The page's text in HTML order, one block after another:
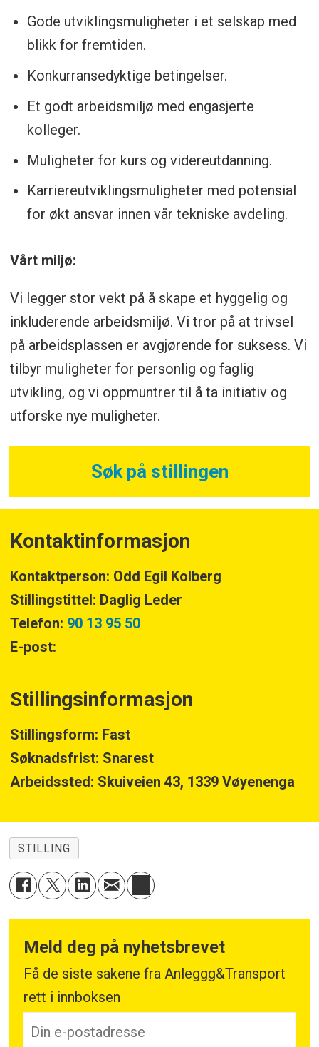
Gode utviklingsmuligheter i et selskap med
blikk for fremtiden.
Konkurransedyktige betingelser.
Et godt arbeidsmiljø med engasjerte
kolleger.
Muligheter for kurs og videreutdanning.
Karriereutviklingsmuligheter med potensial
for økt ansvar innen vår tekniske avdeling.
Vårt miljø:
Vi legger stor vekt på å skape et hyggelig og
inkluderende arbeidsmiljø. Vi tror på at trivsel
på arbeidsplassen er avgjørende for suksess. Vi
tilbyr muligheter for personlig og faglig
utvikling, og vi oppmuntrer til å ta initiativ og
utforske nye muligheter.
Søk på stillingen
Kontaktinformasjon
Kontaktperson: Odd Egil Kolberg
Stillingstittel: Daglig Leder
Telefon: 90 13 95 50
E-post:
Stillingsinformasjon
Stillingsform: Fast
Søknadsfrist: Snarest
Arbeidssted: Skuiveien 43, 1339 Vøyenenga
STILLING
Meld deg på nyhetsbrevet
Få de siste sakene fra Anleggg&Transport
rett i innboksen